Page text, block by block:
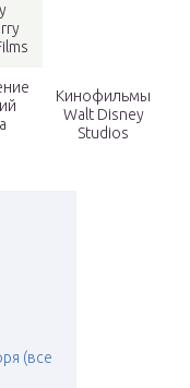
Кинофильмы
Walt Disney
Studios
(все